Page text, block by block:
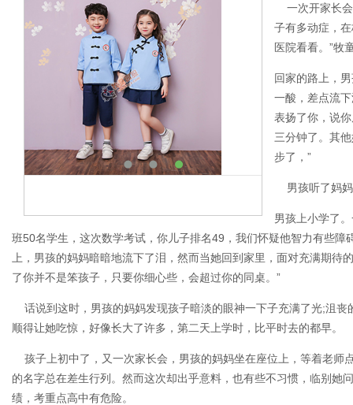
一次开家长会
子有多动症，
医院看看。”牧
回家的路上，
一酸，差点流
表扬了你，说
三分钟了。其
步了，”
男孩听了妈妈
男孩上小学了
班50名学生，这次数学考试，你儿子排名49，我们怀疑他智力有些障
上，男孩的妈妈暗暗地流下了泪，然而当她回到家里，面对充满期待
了你并不是笨孩子，只要你细心些，会超过你的同桌。”
话说到这时，男孩的妈妈发现孩子暗淡的眼神一下子充满了光;沮丧
顺得让她吃惊，好像长大了许多，第二天上学时，比平时去的都早。
孩子上初中了，又一次家长会，男孩的妈妈坐在座位上，等着老师
的名字总在差生行列。然而这次却出乎意料，也有些不习惯，临别她
绩，考重点高中有危险。